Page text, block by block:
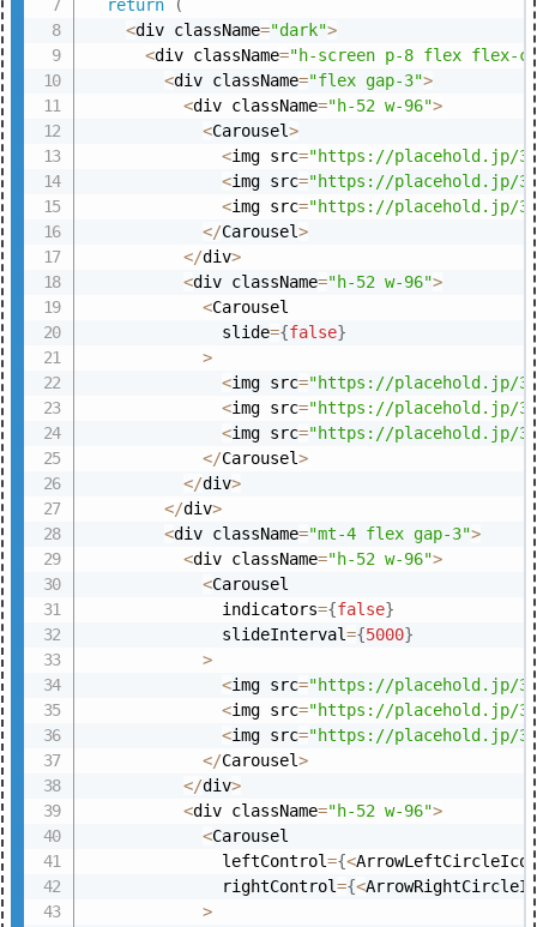
return
(
<div className="dark">
<div className="h-screen p-8 flex flex-
<div className="flex gap-3">
<div className="h-52 w-96">
<Carousel>
<img src="https://placehold.jp/
<img src="https://placehold.jp/
<img src="https://placehold.jp/
</Carousel>
</div>
<div className="h-52 w-96">
<Carousel
              slide
={false}
>
<img src="https://placehold.jp/
<img src="https://placehold.jp/
<img src="https://placehold.jp/
</Carousel>
</div>
</div>
<div className="mt-4 flex gap-3">
<div className="h-52 w-96">
<Carousel
              indicators
={false}
              slideInterval
={5000}
>
<img src="https://placehold.jp/
<img src="https://placehold.jp/
<img src="https://placehold.jp/
</Carousel>
</div>
<div className="h-52 w-96">
<Carousel
              leftControl
={<ArrowLeftCircleIcon
              rightControl
={<
>